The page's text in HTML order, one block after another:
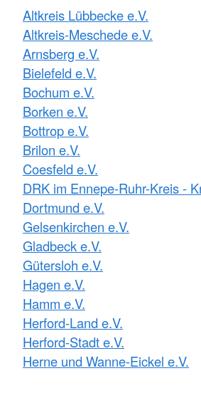
Altkreis Lübbecke e.V.
Altkreis-Meschede e.V.
Arnsberg e.V.
Bielefeld e.V.
Bochum e.V.
Borken e.V.
Bottrop e.V.
Brilon e.V.
Coesfeld e.V.
DRK im Ennepe-Ruhr-Kreis -
Dortmund e.V.
Gelsenkirchen e.V.
Gladbeck e.V.
Gütersloh e.V.
Hagen e.V.
Hamm e.V.
Herford-Land e.V.
Herford-Stadt e.V.
Herne und Wanne-Eickel e.V.